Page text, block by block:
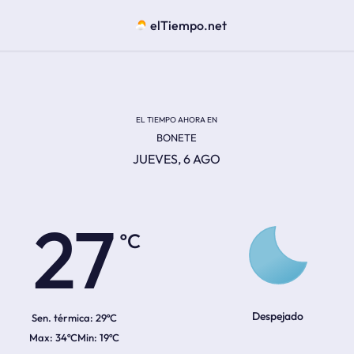
elTiempo.net
EL TIEMPO AHORA EN
BONETE
JUEVES, 6 AGO
27
Sen. térmica: 29ºC
34ºC 19ºC
Despejado